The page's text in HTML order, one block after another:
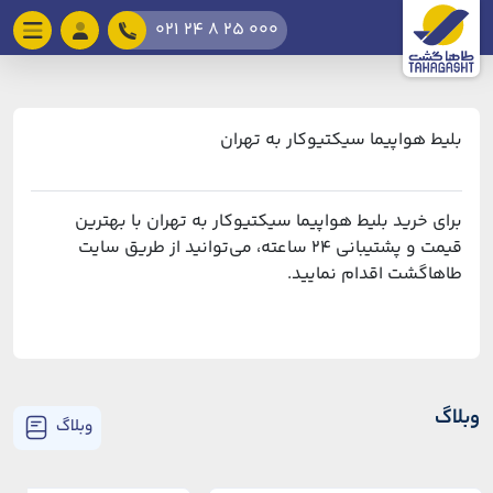
021 24 8 25 000
بلیط هواپیما سیکتیوکار به تهران
برای خرید بلیط هواپیما سیکتیوکار به تهران با بهترین
قیمت و پشتیبانی ۲۴ ساعته، می‌توانید از طریق سایت
طاهاگشت اقدام نمایید.
وبلاگ وبلاگ